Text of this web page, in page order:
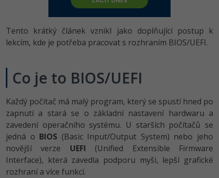
HTML5, CSS3, Bootstrap, SEO
SQL a databáze
UML a návrhové vzory
React
Spring
ASP.NET MVC
PHP
JavaScript
UML a návrhové vzory
MySQL/MariaDB
MS-SQL
Vývojář mobilních aplikací
Specialista na AI a bigdata
Webdesigner
Tester
Systémový administrátor
Grafik / UX/UI návrhář
3D grafik
-80%
JavaScript -80%
C++ -80%
Swift -80%
Kotlin -80%
C -80%
VB.NET
Digitální gramotnost
Marketing -30%
SEO -30%
UX
Business
Kryptoměny -25%
Copywriting
-80%
Adobe Illustrator -80%
Adobe XD -15%
Adobe InDesign -25%
Adobe After Effects
Blender -80%
Inkscape
Tento krátký článek vznikl jako doplňující postup k
lekcím, kde je potřeba pracovat s rozhraním BIOS/UEFI.
Co je to BIOS/UEFI
Každý počítač má malý program, který se spustí hned po
zapnutí a stará se o základní nastavení hardwaru a
zavedení operačního systému. U starších počítačů se
jedná o BIOS (Basic Input/Output System) nebo jeho
novější verze UEFI (Unified Extensible Firmware
Interface), která zavedla podporu myši, lepší grafické
rozhraní a více funkcí.